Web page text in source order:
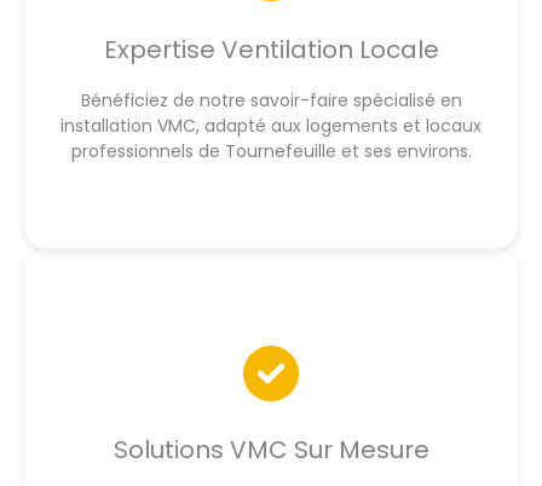
Expertise Ventilation Locale
Bénéficiez de notre savoir-faire spécialisé en
installation VMC, adapté aux logements et locaux
professionnels de Tournefeuille et ses environs.
Solutions VMC Sur Mesure